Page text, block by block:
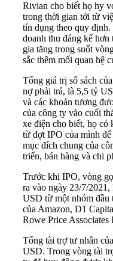
Rivian cho biết họ hy
trong thời gian tới từ
tín dụng theo quy định.
doanh thu đáng kể
gia tăng trong suốt
sắc thêm mối quan hệ
Tổng giá trị sổ sách
nợ phải trả, là 5,5 tỷ
và các khoản tương
của công ty vào cuối
xe điện cho biết, họ có
từ đợt IPO của mình
mục đích chung của
triển, bán hàng và chi
Trước khi IPO, vòng
ra vào ngày 23/7/
USD từ một nhóm đầu
của Amazon, D1
Rowe Price Associates
Tổng tài trợ tư nhân
USD. Trong vòng tài